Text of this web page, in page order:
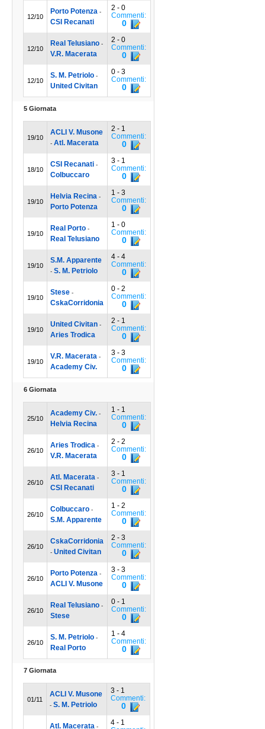
12/10
Porto Potenza -
CSI Recanati
2 - 0
Commenti:
0
12/10
Real Telusiano-
V.R. Macerata
2 - 0
Commenti:
0
12/10
S. M. Petriolo-
United Civitan
0 - 3
Commenti:
0
5 Giornata
19/10
ACLI V. Musone
- Atl. Macerata
2 - 1
Commenti:
0
18/10
CSI Recanati-
Colbuccaro
3 - 1
Commenti:
0
19/10
Helvia Recina -
Porto Potenza
1 - 3
Commenti:
0
19/10
Real Porto-
Real Telusiano
1 - 0
Commenti:
0
19/10
S.M. Apparente
- S. M. Petriolo
4 - 4
Commenti:
0
19/10
Stese-
CskaCorridonia
0 - 2
Commenti:
0
19/10
United Civitan-
Aries Trodica
2 - 1
Commenti:
0
19/10
V.R. Macerata -
Academy Civ.
3 - 3
Commenti:
0
6 Giornata
25/10
Academy Civ.-
Helvia Recina
1 - 1
Commenti:
0
26/10
Aries Trodica -
V.R. Macerata
2 - 2
Commenti:
0
26/10
Atl. Macerata -
CSI Recanati
3 - 1
Commenti:
0
26/10
Colbuccaro-
S.M. Apparente
1 - 2
Commenti:
0
26/10
CskaCorridonia
- United Civitan
2 - 3
Commenti:
0
26/10
Porto Potenza -
ACLI V. Musone
3 - 3
Commenti:
0
26/10
Real Telusiano-
Stese
0 - 1
Commenti:
0
26/10
S. M. Petriolo-
Real Porto
1 - 4
Commenti:
0
7 Giornata
01/11
ACLI V. Musone
- S. M. Petriolo
3 - 1
Commenti:
0
Atl. Macerata -
4 - 1